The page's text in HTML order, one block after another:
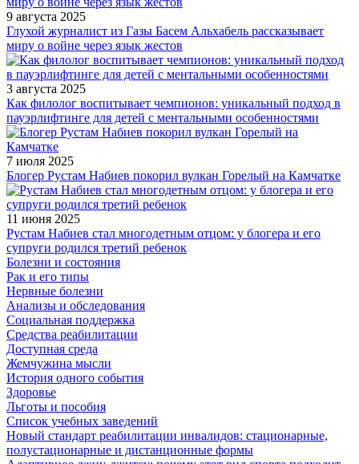
9 августа 2025
Глухой журналист из Газы Басем Альхабель рассказывает
миру о войне через язык жестов
3 августа 2025
Как филолог воспитывает чемпионов: уникальный подход в
пауэрлифтинге для детей с ментальными особенностями
7 июля 2025
Блогер Рустам Набиев покорил вулкан Горелый на Камчатке
11 июня 2025
Рустам Набиев стал многодетным отцом: у блогера и его
супруги родился третий ребенок
Болезни и состояния
Рак и его типы
Нервные болезни
Анализы и обследования
Социальная поддержка
Средства реабилитации
Доступная среда
Жемчужина мысли
История одного события
Здоровье
Льготы и пособия
Список учебных заведений
Новый стандарт реабилитации инвалидов: стационарные,
полустационарные и дистанционные формы